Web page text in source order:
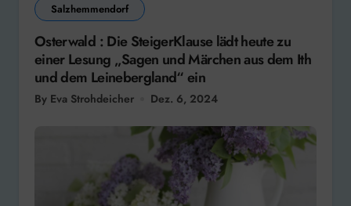
Salzhemmendorf
Osterwald : Die SteigerKlause lädt heute zu
einer Lesung „Sagen und Märchen aus dem Ith
und dem Leinebergland“ ein
By Eva Strohdeicher Dez. 6, 2024